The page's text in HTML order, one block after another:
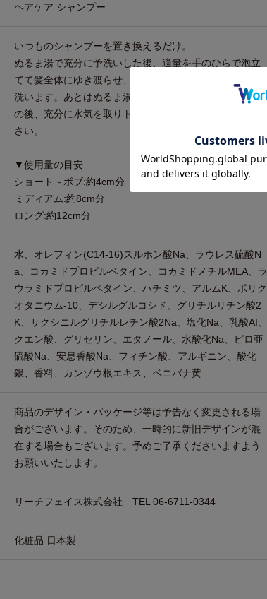
ヘアケア シャンプー
いつものシャンプーを置き換えるだけ。
ぬるま湯で充分に予洗いした後、適量を手のひらで泡立
てて髪全体にゆき渡らせ、頭皮をマッサージするように
洗います。あとはぬるま湯でしっかり洗い流します。そ
の後、充分に水気を取りトリートメント等をご使用くだ
さい。
▼使用量の目安
ショート～ボブ:約4cm分
ミディアム:約8cm分
ロング:約12cm分
水、オレフィン(C14-16)スルホン酸Na、ラウレス硫酸N
a、コカミドプロピルベタイン、コカミドメチルMEA、ラ
ウラミドプロピルベタイン、ハチミツ、アルムK、ポリク
オタニウム-10、デシルグルコシド、グリチルリチン酸2
K、サクシニルグリチルレチン酸2Na、塩化Na、乳酸AI、
クエン酸、グリセリン、エタノール、水酸化Na、ピロ亜
硫酸Na、安息香酸Na、フィチン酸、アルギニン、酸化
銀、香料、カンゾウ根エキス、ベニバナ黄
商品のデザイン・パッケージ等は予告なく変更される場
合がございます。そのため、一時的に新旧デザインが混
在する場合もございます。予めご了承くださいますよう
お願いいたします。
リーチフェイス株式会社 TEL 06-6711-0344
化粧品 日本製